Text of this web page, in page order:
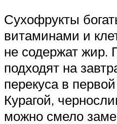
Сухофрукты
витаминами и
не содержат жир.
подходят на
перекуса в
Курагой,
можно смело